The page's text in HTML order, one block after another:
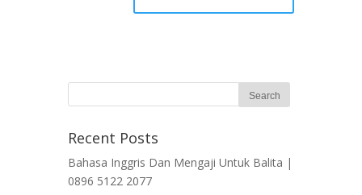
Recent Posts
Bahasa Inggris Dan Mengaji Untuk Balita |
0896 5122 2077